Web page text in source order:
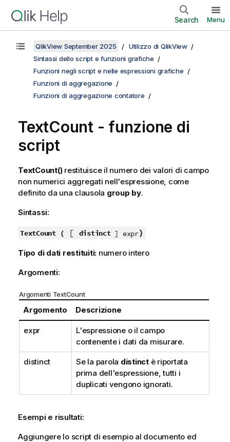
Search Menu
QlikView September 2025
Utilizzo di QlikView
Sintassi dello script e funzioni grafiche
Funzioni negli script e nelle espressioni grafiche
Funzioni di aggregazione
Funzioni di aggregazione contatore
TextCount - funzione di
script
TextCount()restituisce il numero dei valori di campo
non numerici aggregati nell'espressione, come
definito da una clausola group by.
Sintassi:
TextCount ( [ distinct] expr)
Tipo di dati restituiti: numero intero
Argomenti:
Argomenti TextCount
Argomento Descrizione
expr
L'espressione o il campo
contenente i dati da misurare.
distinct Se la parola distinctè riportata
prima dell'espressione, tutti i
duplicati vengono ignorati.
Esempi e risultati:
Aggiungere lo script di esempio al documento ed